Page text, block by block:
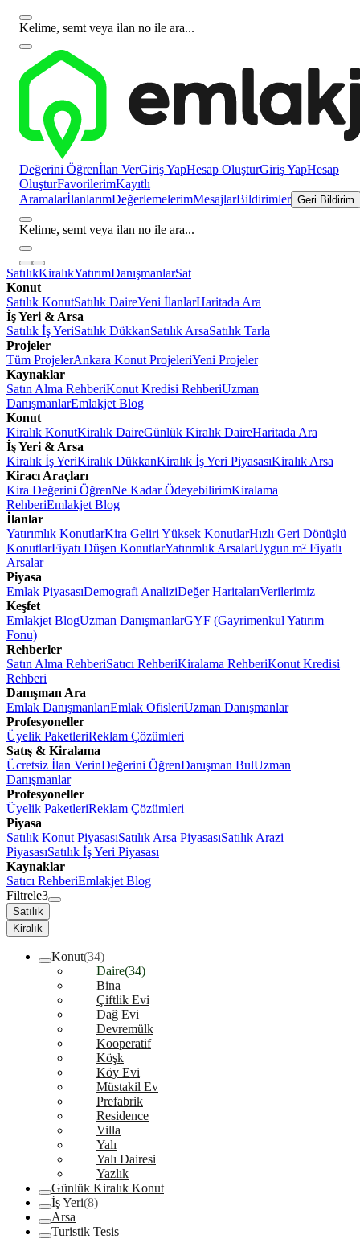
Kelime, semt veya ilan no ile ara...
Değerini Öğrenİlan VerGiriş YapHesap OluşturGiriş YapHesap
OluşturFavorilerimKayıtlı
AramalarİlanlarımDeğerlemelerimMesajlarBildirimler Geri Bildirim
Kelime, semt veya ilan no ile ara...
SatılıkKiralıkYatırımDanışmanlarSat
Konut
Satılık KonutSatılık DaireYeni İlanlarHaritada Ara
İş Yeri & Arsa
Satılık İş YeriSatılık DükkanSatılık ArsaSatılık Tarla
Projeler
Tüm ProjelerAnkara Konut ProjeleriYeni Projeler
Kaynaklar
Satın Alma RehberiKonut Kredisi RehberiUzman
DanışmanlarEmlakjet Blog
Konut
Kiralık KonutKiralık DaireGünlük Kiralık DaireHaritada Ara
İş Yeri & Arsa
Kiralık İş YeriKiralık DükkanKiralık İş Yeri PiyasasıKiralık Arsa
Kiracı Araçları
Kira Değerini ÖğrenNe Kadar ÖdeyebilirimKiralama
RehberiEmlakjet Blog
İlanlar
Yatırımlık KonutlarKira Geliri Yüksek KonutlarHızlı Geri Dönüşlü
KonutlarFiyatı Düşen KonutlarYatırımlık ArsalarUygun m² Fiyatlı
Arsalar
Piyasa
Emlak PiyasasıDemografi AnaliziDeğer HaritalarıVerilerimiz
Keşfet
Emlakjet BlogUzman DanışmanlarGYF (Gayrimenkul Yatırım
Fonu)
Rehberler
Satın Alma RehberiSatıcı RehberiKiralama RehberiKonut Kredisi
Rehberi
Danışman Ara
Emlak DanışmanlarıEmlak OfisleriUzman Danışmanlar
Profesyoneller
Üyelik PaketleriReklam Çözümleri
Satış & Kiralama
Ücretsiz İlan VerinDeğerini ÖğrenDanışman BulUzman
Danışmanlar
Profesyoneller
Üyelik PaketleriReklam Çözümleri
Piyasa
Satılık Konut PiyasasıSatılık Arsa PiyasasıSatılık Arazi
PiyasasıSatılık İş Yeri Piyasası
Kaynaklar
Satıcı RehberiEmlakjet Blog
Filtrele3
Satılık
Kiralık
Konut(34)
Daire(34)
Bina
Çiftlik Evi
Dağ Evi
Devremülk
Kooperatif
Köşk
Köy Evi
Müstakil Ev
Prefabrik
Residence
Villa
Yalı
Yalı Dairesi
Yazlık
Günlük Kiralık Konut
İş Yeri(8)
Arsa
Turistik Tesis